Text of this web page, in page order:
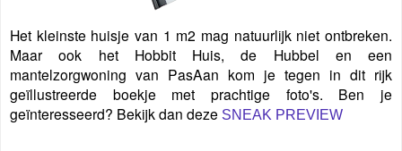
Het kleinste huisje van 1 m2 mag natuurlijk niet ontbreken.
Maar ook het Hobbit Huis, de Hubbel en een
mantelzorgwoning van PasAan kom je tegen in dit rijk
geïllustreerde boekje met prachtige foto's. Ben je
geïnteresseerd? Bekijk dan deze SNEAK PREVIEW